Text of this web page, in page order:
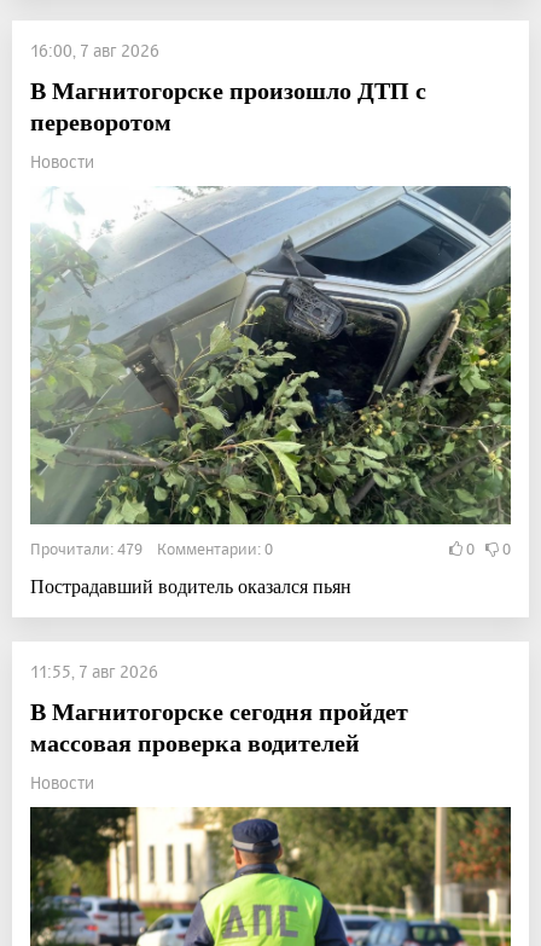
16:00, 7 авг 2026
В Магнитогорске произошло ДТП с
переворотом
Новости
Прочитали: 479 Комментарии: 0 0 0
Пострадавший водитель оказался пьян
11:55, 7 авг 2026
В Магнитогорске сегодня пройдет
массовая проверка водителей
Новости